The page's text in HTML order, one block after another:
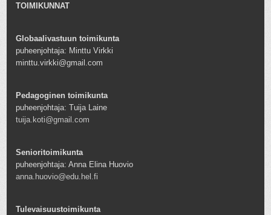
TOIMIKUNNAT
Globaalivastuun toimikunta
puheenjohtaja: Minttu Virkki
minttu.virkki@gmail.com
Pedagoginen toimikunta
puheenjohtaja: Tuija Laine
tuija.koti@gmail.com
Senioritoimikunta
puheenjohtaja: Anna Elina Huovio
anna.huovio@edu.hel.fi
Tulevaisuustoimikunta